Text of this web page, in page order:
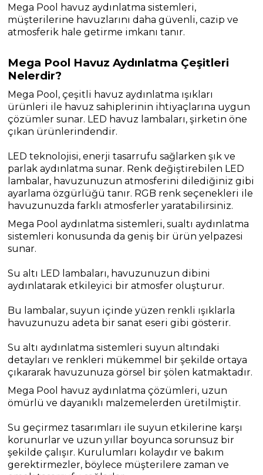
Mega Pool havuz aydınlatma sistemleri,
müşterilerine havuzlarını daha güvenli, cazip ve
atmosferik hale getirme imkanı tanır.
Mega Pool Havuz Aydınlatma Çeşitleri
Nelerdir?
Mega Pool, çeşitli havuz aydınlatma ışıkları
ürünleri ile havuz sahiplerinin ihtiyaçlarına uygun
çözümler sunar. LED havuz lambaları, şirketin öne
çıkan ürünlerindendir.
LED teknolojisi, enerji tasarrufu sağlarken şık ve
parlak aydınlatma sunar. Renk değiştirebilen LED
lambalar, havuzunuzun atmosferini dilediğiniz gibi
ayarlama özgürlüğü tanır. RGB renk seçenekleri ile
havuzunuzda farklı atmosferler yaratabilirsiniz.
Mega Pool aydınlatma sistemleri, sualtı aydınlatma
sistemleri konusunda da geniş bir ürün yelpazesi
sunar.
Su altı LED lambaları, havuzunuzun dibini
aydınlatarak etkileyici bir atmosfer oluşturur.
Bu lambalar, suyun içinde yüzen renkli ışıklarla
havuzunuzu adeta bir sanat eseri gibi gösterir.
Su altı aydınlatma sistemleri suyun altındaki
detayları ve renkleri mükemmel bir şekilde ortaya
çıkararak havuzunuza görsel bir şölen katmaktadır.
Mega Pool havuz aydınlatma çözümleri, uzun
ömürlü ve dayanıklı malzemelerden üretilmiştir.
Su geçirmez tasarımları ile suyun etkilerine karşı
korunurlar ve uzun yıllar boyunca sorunsuz bir
şekilde çalışır. Kurulumları kolaydır ve bakım
gerektirmezler, böylece müşterilere zaman ve